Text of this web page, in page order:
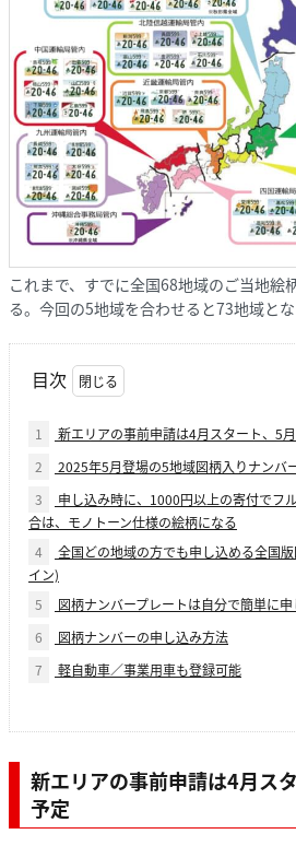
これまで、すでに全国68地域のご当地絵
る。今回の5地域を合わせると73地域とな
目次
1
新エリアの事前申請は4月スタート、5
2
2025年5月登場の5地域図柄入りナンバ
3
申し込み時に、1000円以上の寄付でフ
合は、モノトーン仕様の絵柄になる
4
全国どの地域の方でも申し込める全国
イン)
5
図柄ナンバープレートは自分で簡単に
6
図柄ナンバーの申し込み方法
7
軽自動車／事業用車も登録可能
新エリアの事前申請は4月ス
予定